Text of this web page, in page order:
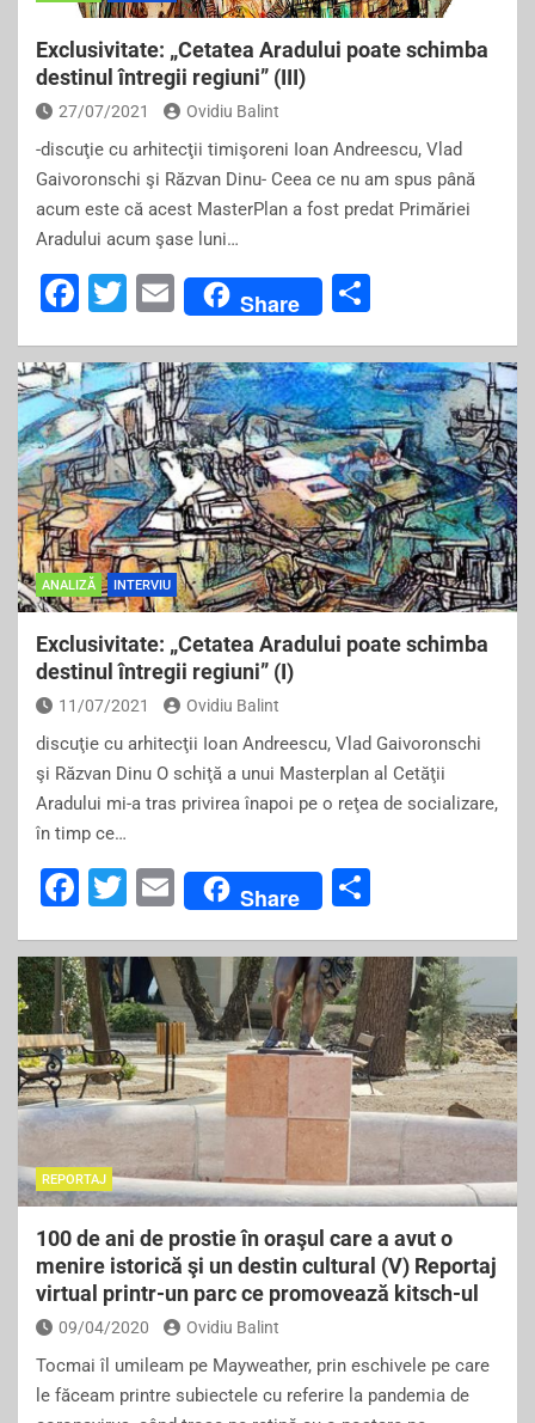
Exclusivitate: „Cetatea Aradului poate schimba
destinul întregii regiuni” (III)
27/07/2021 Ovidiu Balint
-discuţie cu arhitecţii timişoreni Ioan Andreescu, Vlad
Gaivoronschi şi Răzvan Dinu- Ceea ce nu am spus până
acum este că acest MasterPlan a fost predat Primăriei
Aradului acum şase luni…
F
c
e
b
o
o
k
T
tt
er
E
m
ai
l
Share
ar
e
ANALIZĂ INTERVIU
Exclusivitate: „Cetatea Aradului poate schimba
destinul întregii regiuni” (I)
11/07/2021 Ovidiu Balint
discuţie cu arhitecţii Ioan Andreescu, Vlad Gaivoronschi
şi Răzvan Dinu O schiţă a unui Masterplan al Cetăţii
Aradului mi-a tras privirea înapoi pe o reţea de socializare,
în timp ce…
F
c
e
b
o
o
k
T
tt
er
E
m
ai
l
Share
ar
e
REPORTAJ
100 de ani de prostie în oraşul care a avut o
menire istorică şi un destin cultural (V) Reportaj
virtual printr-un parc ce promovează kitsch-ul
09/04/2020 Ovidiu Balint
Tocmai îl umileam pe Mayweather, prin eschivele pe care
le făceam printre subiectele cu referire la pandemia de